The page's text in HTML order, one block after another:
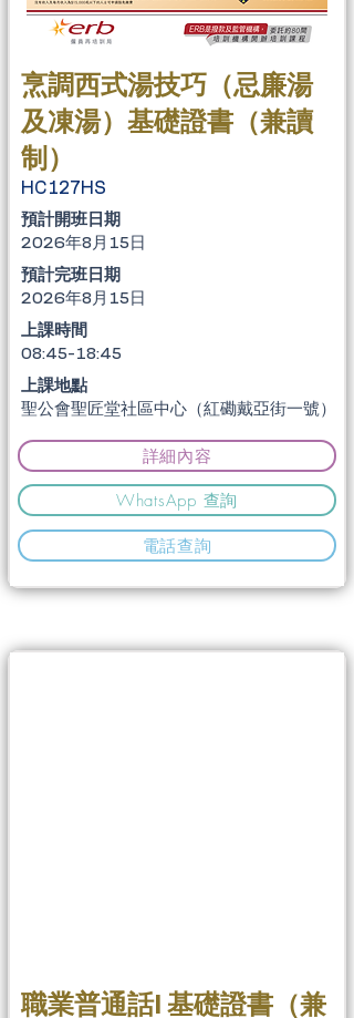
烹調西式湯技巧（忌廉湯
及凍湯）基礎證書（兼讀
制）
HC127HS
​預計開班日期
2026年8月15日
​預計完班日期
2026年8月15日
上課時間
08:45-18:45
上課地點
聖公會聖匠堂社區中心（紅磡戴亞街一號）
詳細內容
WhatsApp 查詢
電話查詢
職業普通話I 基礎證書（兼